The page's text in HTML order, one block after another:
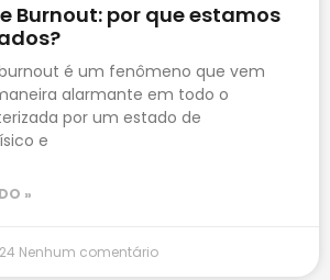
Burnout: por que estamos
é um fenômeno que vem
alarmante em todo o
por um estado de
e
»
Nenhum comentário